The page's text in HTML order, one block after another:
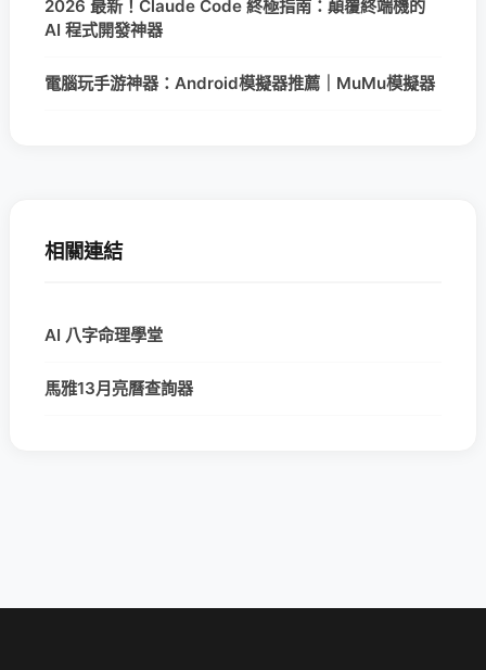
2026 最新！Claude Code 終極指南：顛覆終端機的
AI 程式開發神器
電腦玩手游神器：Android模擬器推薦｜MuMu模擬器
相關連結
AI 八字命理學堂
馬雅13月亮曆查詢器